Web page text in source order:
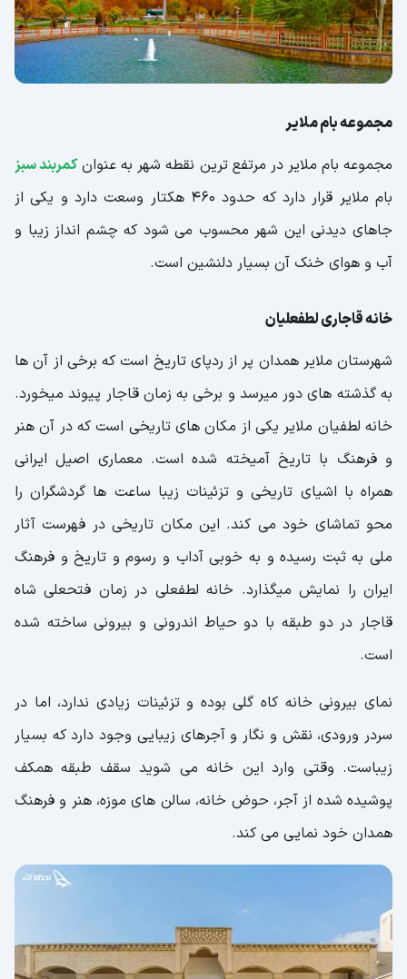
مجموعه بام ملایر
مجموعه بام ملایر در مرتفع ترین نقطه شهر به عنوانکمربند سبز
بام ملایر قرار دارد که حدود 460 هکتار وسعت دارد و یکی از
جاهای دیدنی این شهر محسوب می شود که چشم انداز زیبا و
آب و هوای خنک آن بسیار دلنشین است.
خانه قاجاری لطفعلیان
شهرستان ملایر همدان پر از ردپای تاریخ است که برخی از آن ها
به گذشته های دور میرسد و برخی به زمان قاجار پیوند میخورد.
خانه لطفیان ملایر یکی از مکان های تاریخی است که در آن هنر
و فرهنگ با تاریخ آمیخته شده است. معماری اصیل ایرانی
همراه با اشیای تاریخی و تزئینات زیبا ساعت ها گردشگران را
محو تماشای خود می کند. این مکان تاریخی در فهرست آثار
ملی به ثبت رسیده و به خوبی آداب و رسوم و تاریخ و فرهنگ
ایران را نمایش میگذارد. خانه لطفعلی در زمان فتحعلی شاه
قاجار در دو طبقه با دو حیاط اندرونی و بیرونی ساخته شده
است.
نمای بیرونی خانه کاه گلی بوده و تزئینات زیادی ندارد، اما در
سردر ورودی، نقش و نگار و آجرهای زیبایی وجود دارد که بسیار
زیباست. وقتی وارد این خانه می شوید سقف طبقه همکف
پوشیده شده از آجر، حوض خانه، سالن های موزه، هنر و فرهنگ
همدان خود نمایی می کند.